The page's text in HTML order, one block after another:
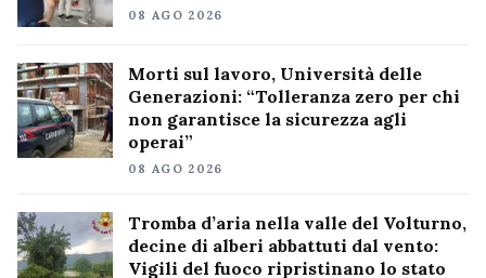
08 AGO 2026
Morti sul lavoro, Università delle
Generazioni: “Tolleranza zero per chi
non garantisce la sicurezza agli
operai”
08 AGO 2026
Tromba d’aria nella valle del Volturno,
decine di alberi abbattuti dal vento:
Vigili del fuoco ripristinano lo stato